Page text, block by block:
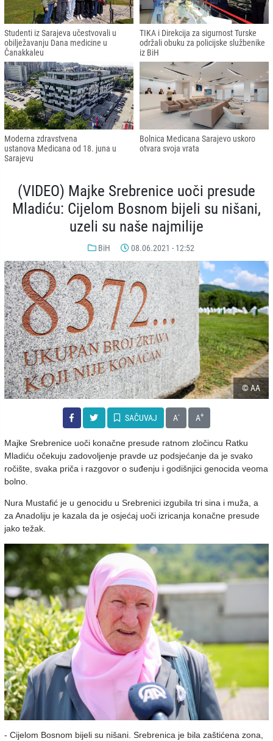
Studenti iz Sarajeva učestvovali u
obilježavanju Dana medicine u
Čanakkaleu
TIKA i Direkcija za sigurnost Turske
održali obuku za policijske službenike
iz BiH
Moderna zdravstvena
ustanova Medicana od 18. juna u
Sarajevu
Bolnica Medicana Sarajevo uskoro
otvara svoja vrata
(VIDEO) Majke Srebrenice uoči presude
Mladiću: Cijelom Bosnom bijeli su nišani,
uzeli su naše najmilije
BiH 08.06.2021 - 12:52
© AA
SAČUVAJ A- A+
Majke Srebrenice uoči konačne presude ratnom zločincu Ratku
Mladiću očekuju zadovoljenje pravde uz podsjećanje da je svako
ročište, svaka priča i razgovor o suđenju i godišnjici genocida veoma
bolno.
Nura Mustafić je u genocidu u Srebrenici izgubila tri sina i muža, a
za Anadoliju je kazala da je osjećaj uoči izricanja konačne presude
jako težak.
- Cijelom Bosnom bijeli su nišani. Srebrenica je bila zaštićena zona,